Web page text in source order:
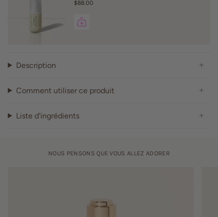
$88.00
Description
Comment utiliser ce produit
Liste d'ingrédients
NOUS PENSONS QUE VOUS ALLEZ ADORER